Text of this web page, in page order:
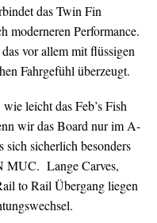
das Twin Fin
moderneren Performance.
vor allem mit flüssigen
Fahrgefühl überzeugt.
leicht das Feb’s Fish
wir das Board nur im A-
sich sicherlich besonders
MUC. Lange Carves,
to Rail Übergang liegen